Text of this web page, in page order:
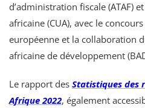
d’administration fiscale (ATAF)
africaine (CUA), avec le
européenne et la collaboration
africaine de développement
Le rapport des Statistiques des
Afrique 2022, également